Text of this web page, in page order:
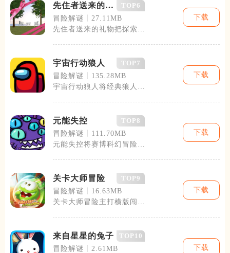
先住者送来的礼
物
TOP6
冒险解谜丨27.11MB
先住者送来的礼物把探索与
下载
宇宙行动狼人
TOP7
冒险解谜丨135.28MB
宇宙行动狼人将经典狼人推
下载
元能失控
TOP8
冒险解谜丨111.70MB
元能失控将赛博科幻冒险与
下载
关卡大师冒险
TOP9
冒险解谜丨16.63MB
关卡大师冒险主打横版闯关
下载
来自星星的兔子
TOP10
冒险解谜丨2.61MB
下载